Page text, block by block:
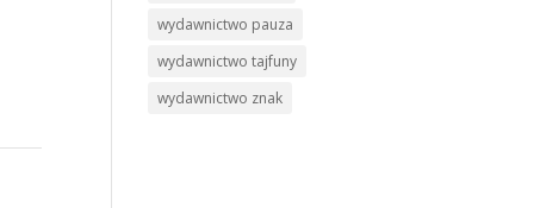
wydawnictwo pauza
wydawnictwo tajfuny
wydawnictwo znak